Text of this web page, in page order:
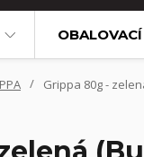
Grippa 80g -